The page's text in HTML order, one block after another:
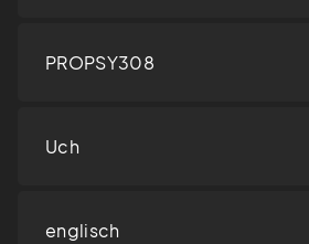
PROPSY308
Uch
englisch